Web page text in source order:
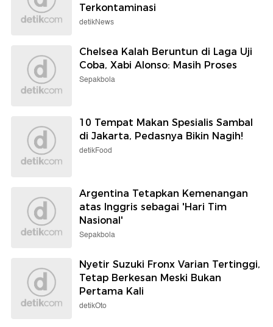
Terkontaminasi
detikNews
Chelsea Kalah Beruntun di Laga Uji
Coba, Xabi Alonso: Masih Proses
Sepakbola
10 Tempat Makan Spesialis Sambal
di Jakarta, Pedasnya Bikin Nagih!
detikFood
Argentina Tetapkan Kemenangan
atas Inggris sebagai 'Hari Tim
Nasional'
Sepakbola
Nyetir Suzuki Fronx Varian Tertinggi,
Tetap Berkesan Meski Bukan
Pertama Kali
detikOto